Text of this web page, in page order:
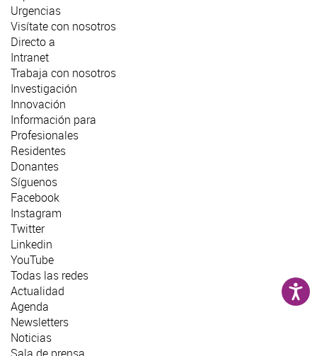
Urgencias
Visítate con nosotros
Directo a
Intranet
Trabaja con nosotros
Investigación
Innovación
Información para
Profesionales
Residentes
Donantes
Síguenos
Facebook
Instagram
Twitter
Linkedin
YouTube
Todas las redes
Actualidad
Agenda
Newsletters
Noticias
Sala de prensa